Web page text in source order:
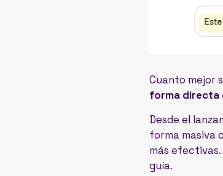
Cuanto mejor
forma directa
Desde el
forma masiva
más efectivas.
guía.